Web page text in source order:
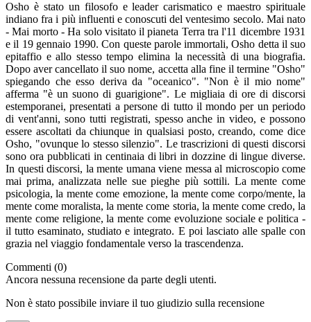
Osho è stato un filosofo e leader carismatico e maestro spirituale
indiano fra i più influenti e conoscuti del ventesimo secolo. Mai nato
- Mai morto - Ha solo visitato il pianeta Terra tra l'11 dicembre 1931
e il 19 gennaio 1990. Con queste parole immortali, Osho detta il suo
epitaffio e allo stesso tempo elimina la necessità di una biografia.
Dopo aver cancellato il suo nome, accetta alla fine il termine "Osho"
spiegando che esso deriva da "oceanico". "Non è il mio nome"
afferma "è un suono di guarigione". Le migliaia di ore di discorsi
estemporanei, presentati a persone di tutto il mondo per un periodo
di vent'anni, sono tutti registrati, spesso anche in video, e possono
essere ascoltati da chiunque in qualsiasi posto, creando, come dice
Osho, "ovunque lo stesso silenzio". Le trascrizioni di questi discorsi
sono ora pubblicati in centinaia di libri in dozzine di lingue diverse.
In questi discorsi, la mente umana viene messa al microscopio come
mai prima, analizzata nelle sue pieghe più sottili. La mente come
psicologia, la mente come emozione, la mente come corpo/mente, la
mente come moralista, la mente come storia, la mente come credo, la
mente come religione, la mente come evoluzione sociale e politica -
il tutto esaminato, studiato e integrato. E poi lasciato alle spalle con
grazia nel viaggio fondamentale verso la trascendenza.
Commenti (0)
Ancora nessuna recensione da parte degli utenti.
Non è stato possibile inviare il tuo giudizio sulla recensione